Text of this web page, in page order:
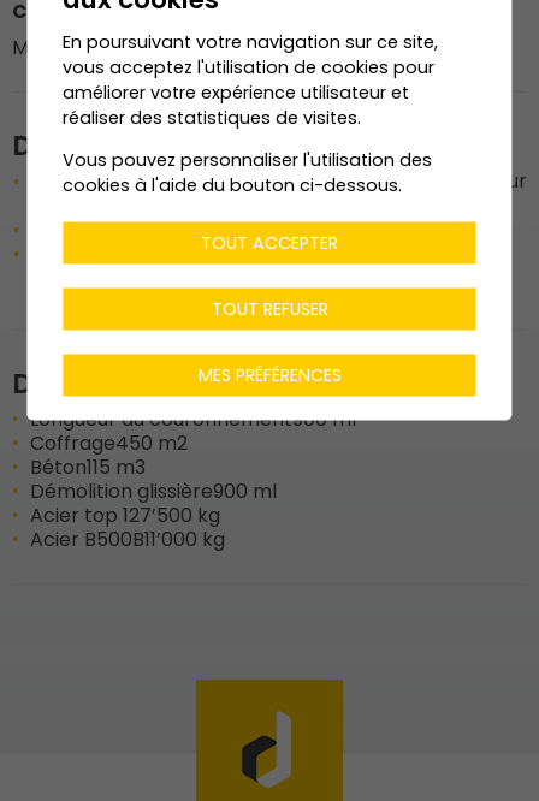
Contremaître
M. José Coreira
Description de l'ouvrage
Construction d’un couronnement en béton armé sur
Démolition de la glissière de sécutité
Coffrage, ferraillage et betonnage du nouveau
Données techniques
Longueur du couronnement900 ml
Coffrage450 m2
Béton115 m3
Démolition glissière900 ml
Acier top 127’500 kg
Acier B500B11’000 kg
En poursuivant votre navigation sur ce site,
vous acceptez l'utilisation de cookies pour
améliorer votre expérience utilisateur et
réaliser des statistiques de visites.
Vous pouvez personnaliser l'utilisation des
cookies à l'aide du bouton ci-dessous.
TOUT ACCEPTER
TOUT REFUSER
MES PRÉFÉRENCES